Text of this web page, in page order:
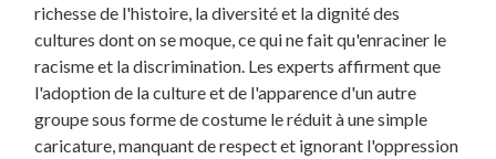
richesse de l'histoire, la diversité et la dignité des
cultures dont on se moque, ce qui ne fait qu'enraciner le
racisme et la discrimination. Les experts affirment que
l'adoption de la culture et de l'apparence d'un autre
groupe sous forme de costume le réduit à une simple
caricature, manquant de respect et ignorant l'oppression